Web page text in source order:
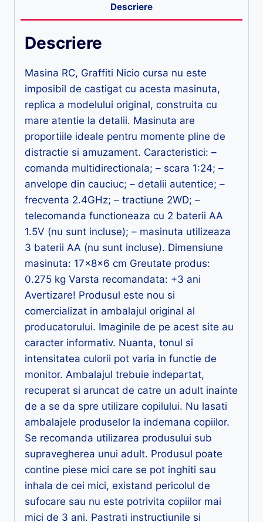
Descriere
Descriere
Masina RC, Graffiti Nicio cursa nu este
imposibil de castigat cu acesta masinuta,
replica a modelului original, construita cu
mare atentie la detalii. Masinuta are
proportiile ideale pentru momente pline de
distractie si amuzament. Caracteristici: –
comanda multidirectionala; – scara 1:24; –
anvelope din cauciuc; – detalii autentice; –
frecventa 2.4GHz; – tractiune 2WD; –
telecomanda functioneaza cu 2 baterii AA
1.5V (nu sunt incluse); – masinuta utilizeaza
3 baterii AA (nu sunt incluse). Dimensiune
masinuta: 17x8x6 cm Greutate produs:
0.275 kg Varsta recomandata: +3 ani
Avertizare! Produsul este nou si
comercializat in ambalajul original al
producatorului. Imaginile de pe acest site au
caracter informativ. Nuanta, tonul si
intensitatea culorii pot varia in functie de
monitor. Ambalajul trebuie indepartat,
recuperat si aruncat de catre un adult inainte
de a se da spre utilizare copilului. Nu lasati
ambalajele produselor la indemana copiilor.
Se recomanda utilizarea produsului sub
supravegherea unui adult. Produsul poate
contine piese mici care se pot inghiti sau
inhala de cei mici, existand pericolul de
sufocare sau nu este potrivita copiilor mai
mici de 3 ani. Pastrati instructiunile si